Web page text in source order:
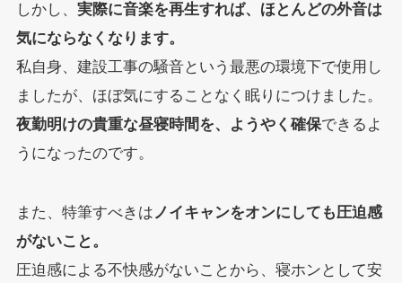
しかし、 実際に音楽を再生すれば、ほとんどの外音は
気にならなくなります。
私自身、建設工事の騒音という最悪の環境下で使用し
ましたが、ほぼ気にすることなく眠りにつけました。
夜勤明けの貴重な昼寝時間を、ようやく確保できるよ
うになったのです。
また、特筆すべきはノイキャンをオンにしても圧迫感
がないこと。
圧迫感による不快感がないことから、寝ホンとして安